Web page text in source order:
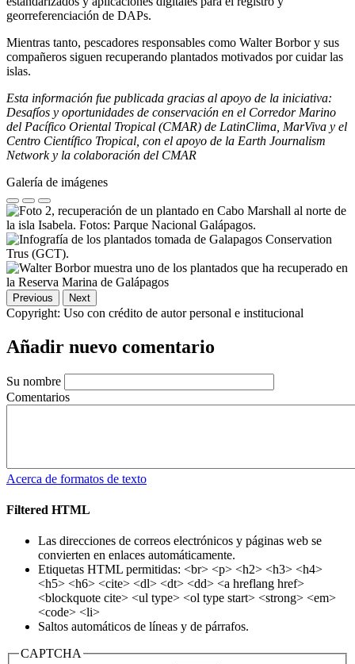
georreferenciación de DAPs.
Mientras tanto, pescadores responsables como Walter Borbor y sus
compañeros siguen recuperando plantados motivados por cuidar las
islas.
Esta información fue publicada gracias al apoyo de la iniciativa:
Desafíos y oportunidades de conservación en el Corredor Marino
del Pacífico Oriental Tropical (CMAR) de LatinClima, MarViva y el
Centro Científico Tropical, con el apoyo de la Earth Journalism
Network y la colaboración del CMAR
Galería de imágenes
Previous Next
Copyright: Uso con crédito de autor personal e institucional
Añadir nuevo comentario
Su nombre
Comentarios
Acerca de formatos de texto
Filtered HTML
Las direcciones de correos electrónicos y páginas web se
convierten en enlaces automáticamente.
Etiquetas HTML permitidas: <br> <p> <h2> <h3> <h4>
<h5> <h6> <cite> <dl> <dt> <dd> <a hreflang href>
<blockquote cite> <ul type> <ol type start> <strong> <em>
<code> <li>
Saltos automáticos de líneas y de párrafos.
CAPTCHA